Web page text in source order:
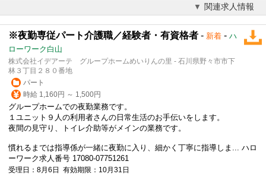
関連求人情報
※夜勤専従パート介護職／経験者・有資格者 - 新着 - ハ
ローワーク白山
株式会社イデアーテ グループホームめいりんの里 - 石川県野々市市下
林３丁目２８０番地
パート
時給 1,160円 ～ 1,500円
グループホームでの夜勤業務です。
１ユニット９人の利用者さんの日常生活のお手伝いをします。
夜間の見守り、トイレ介助等がメインの業務です。
慣れるまでは指導係が一緒に夜勤に入り、細かく丁寧に指導しま... ハロ
ーワーク求人番号 17080-07751261
受理日：8月6日 有効期限：10月31日